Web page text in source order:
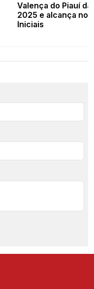
Valença do Piauí dá
2025 e alcança
Iniciais